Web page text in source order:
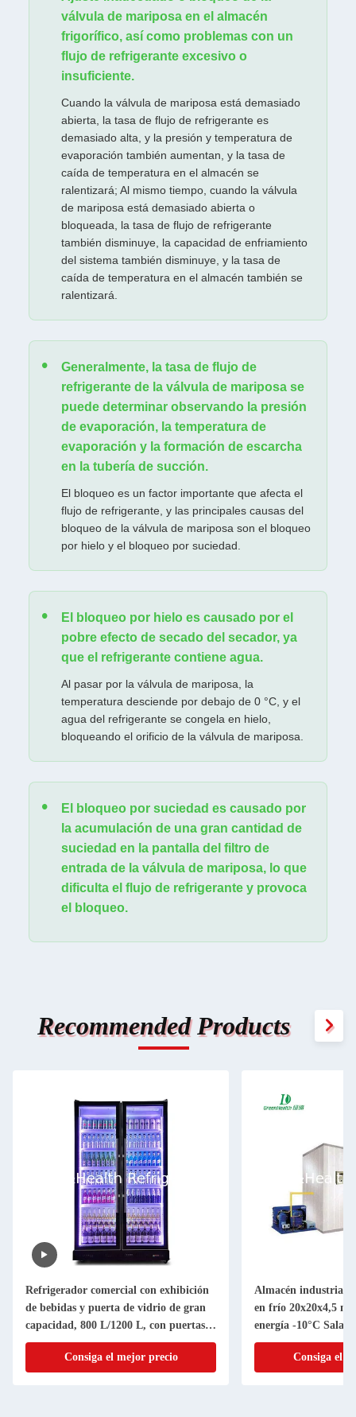
válvula de mariposa en el almacén
frigorífico, así como problemas con un
flujo de refrigerante excesivo o
insuficiente.
Cuando la válvula de mariposa está demasiado
abierta, la tasa de flujo de refrigerante es
demasiado alta, y la presión y temperatura de
evaporación también aumentan, y la tasa de
caída de temperatura en el almacén se
ralentizará; Al mismo tiempo, cuando la válvula
de mariposa está demasiado abierta o
bloqueada, la tasa de flujo de refrigerante
también disminuye, la capacidad de enfriamiento
del sistema también disminuye, y la tasa de
caída de temperatura en el almacén también se
ralentizará.
Generalmente, la tasa de flujo de
refrigerante de la válvula de mariposa se
puede determinar observando la presión
de evaporación, la temperatura de
evaporación y la formación de escarcha
en la tubería de succión.
El bloqueo es un factor importante que afecta el
flujo de refrigerante, y las principales causas del
bloqueo de la válvula de mariposa son el bloqueo
por hielo y el bloqueo por suciedad.
El bloqueo por hielo es causado por el
pobre efecto de secado del secador, ya
que el refrigerante contiene agua.
Al pasar por la válvula de mariposa, la
temperatura desciende por debajo de 0 °C, y el
agua del refrigerante se congela en hielo,
bloqueando el orificio de la válvula de mariposa.
El bloqueo por suciedad es causado por
la acumulación de una gran cantidad de
suciedad en la pantalla del filtro de
entrada de la válvula de mariposa, lo que
dificulta el flujo de refrigerante y provoca
el bloqueo.
Recommended Products
Almacén industrial de almacenamiento
en frío 20x20x4,5 metros Ahorro de
energía -10°C Sala de control de
temperatura
Consiga el mejor precio
Refrigerador de
vertical de gran
nocturna de
refrigeración
Consiga el